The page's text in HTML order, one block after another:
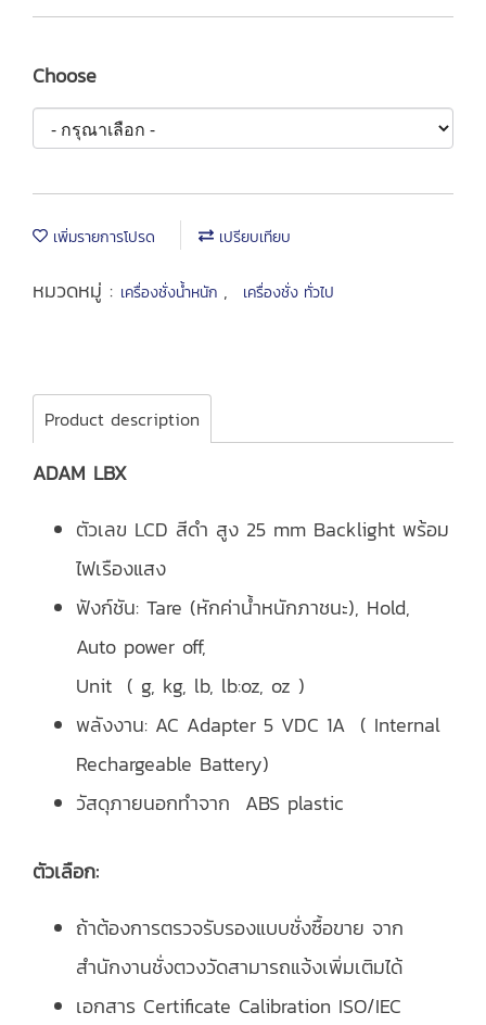
Choose
เพิ่มรายการโปรด เปรียบเทียบ
หมวดหมู่ : เครื่องชั่งน้ำหนัก , เครื่องชั่ง ทั่วไป
Product description
ADAM LBX
ตัวเลข LCD สีดำ สูง 25 mm Backlight พร้อม
ไฟเรืองแสง
ฟังก์ชัน: Tare (หักค่าน้ําหนักภาชนะ), Hold,
Auto power off,
Unit ( g, kg, lb, lb:oz, oz )
พลังงาน: AC Adapter 5 VDC 1A ( Internal
Rechargeable Battery)
วัสดุภายนอกทำจาก ABS plastic
ตัวเลือก:
ถ้าต้องการตรวจรับรองแบบชั่งซื้อขาย จาก
สำนักงานชั่งตวงวัดสามารถแจ้งเพิ่มเติมได้
เอกสาร Certificate Calibration ISO/IEC